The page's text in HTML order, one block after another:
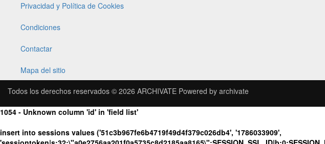
Privacidad y Política de Cookies
Condiciones
Contactar
Mapa del sitio
Todos los derechos reservados © 2026 ARCHIVATE Powered by archivate
1054 - Unknown column 'id' in 'field list'
insert into sessions values ('51c3b967fe6b4719f49d4f379c026db4', '1786033909',